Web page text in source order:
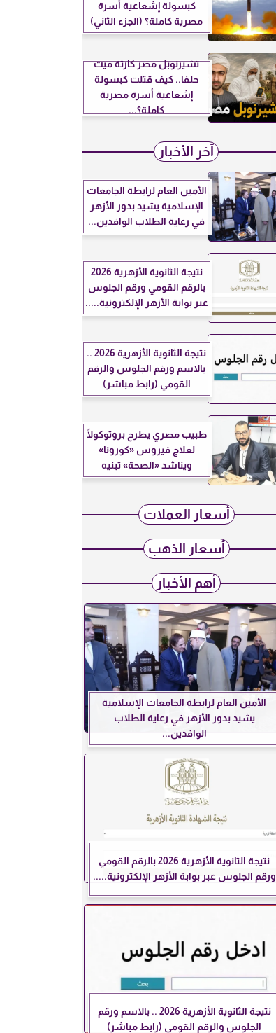
كبسولة إشعاعية أسرة
مصرية كاملة؟ (الجزء الثاني)
تشيرنوبل مصر كارثة ميت
حلفا.. كيف قتلت كبسولة
إشعاعية أسرة مصرية
كاملة؟...
آخر الأخبار
الأمين العام لرابطة الجامعات
الإسلامية يشيد بدور الأزهر
في رعاية الطلاب الوافدين...
نتيجة الثانوية الأزهرية 2026
بالرقم القومي ورقم الجلوس
عبر بوابة الأزهر الإلكترونية.....
نتيجة الثانوية الأزهرية 2026 ..
بالاسم ورقم الجلوس والرقم
القومي (رابط مباشر)
طبيب مصري يطرح بروتوكولًا
لعلاج فيروس «كورونا»
ويناشد «الصحة» تبنيه
أسعار العملات
أسعار الذهب
أهم الأخبار
الأمين العام لرابطة الجامعات الإسلامية
يشيد بدور الأزهر في رعاية الطلاب
الوافدين...
نتيجة الثانوية الأزهرية 2026 بالرقم القومي
ورقم الجلوس عبر بوابة الأزهر الإلكترونية.....
نتيجة الثانوية الأزهرية 2026 .. بالاسم ورقم
الجلوس والرقم القومي (رابط مباشر)